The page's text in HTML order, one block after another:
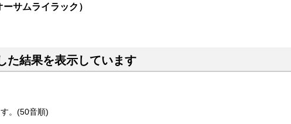
サムライラック）
た結果を表示しています
。(50音順)